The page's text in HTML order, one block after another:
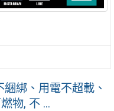
綑綁、用電不超載、
物, 不 ...